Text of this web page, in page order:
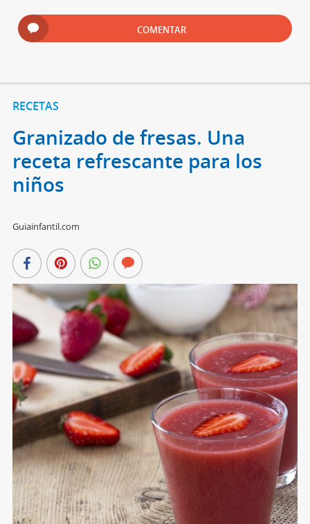
COMENTAR
RECETAS
Granizado de fresas. Una
receta refrescante para los
niños
Guiainfantil.com